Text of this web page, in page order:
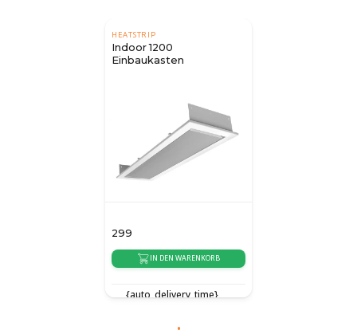
HEATSTRIP
Indoor 1200
Einbaukasten
299
IN DEN WARENKORB
{auto_delivery_time}